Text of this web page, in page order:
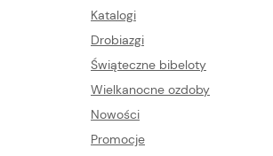
Katalogi
Drobiazgi
Świąteczne bibeloty
Wielkanocne ozdoby
Nowości
Promocje